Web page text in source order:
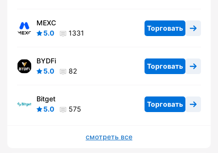
MEXC
5.0
1331
Торговать
BYDFi
5.0
82
Торговать
Bitget
5.0
575
Торговать
смотреть все